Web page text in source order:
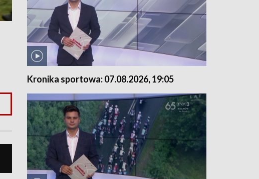
Kronika sportowa: 07.08.2026, 19:05